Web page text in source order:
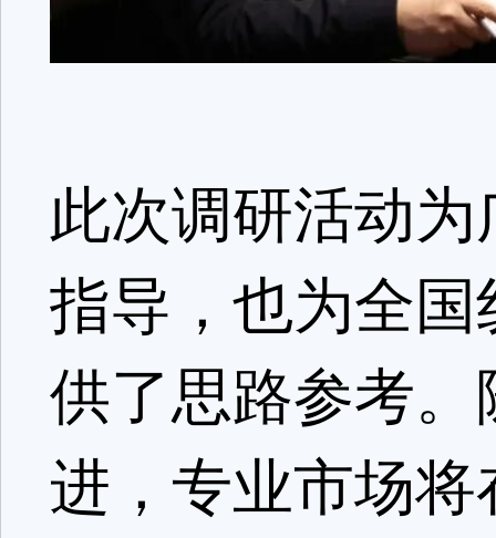
此次调研活动
指导，也为全
供了思路参考
进，专业市场